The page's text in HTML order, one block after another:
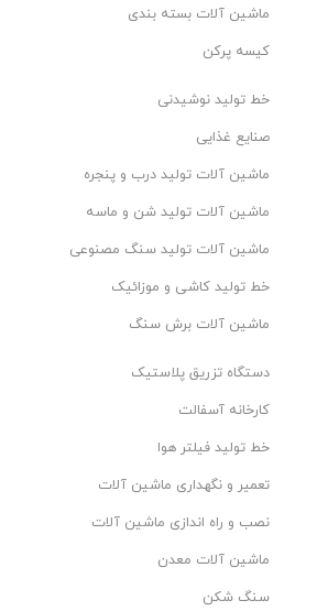
ماشین آلات بسته بندی
کیسه پرکن
خط تولید نوشیدنی
صنایع غذایی
ماشین آلات تولید درب و پنجره
ماشین آلات تولید شن و ماسه
ماشین آلات تولید سنگ مصنوعی
خط تولید کاشی و موزائیک
ماشین آلات برش سنگ
دستگاه تزریق پلاستیک
کارخانه آسفالت
خط تولید فیلتر هوا
تعمیر و نگهداری ماشین آلات
نصب و راه اندازی ماشین آلات
ماشین آلات معدن
سنگ شکن